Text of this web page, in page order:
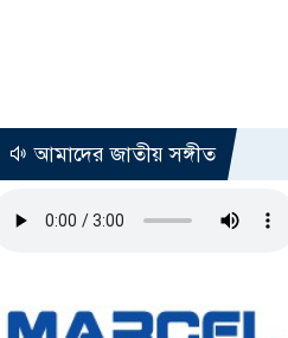
আমাদের জাতীয় সঙ্গীত